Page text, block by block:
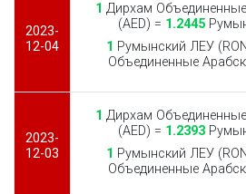
2023-
12-04
1 Дирхам
(AED) = 1.2445
1 Румынский ЛЕУ
Объединенные
2023-
12-03
1 Дирхам
(AED) = 1.2393
1 Румынский ЛЕУ
Объединенные